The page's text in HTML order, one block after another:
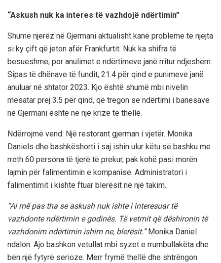
“Askush nuk ka interes të vazhdojë ndërtimin”
Shumë njerëz në Gjermani aktualisht kanë probleme të njëjta
si ky çift që jeton afër Frankfurtit. Nuk ka shifra të
besueshme, por anulimet e ndërtimeve janë rritur ndjeshëm.
Sipas të dhënave të fundit, 21.4 për qind e punimeve janë
anuluar në shtator 2023. Kjo është shumë mbi nivelin
mesatar prej 3.5 për qind, që tregon se ndërtimi i banesave
në Gjermani është në një krizë të thellë.
Ndërrojmë vend: Një restorant gjerman i vjetër. Monika
Daniels dhe bashkëshorti i saj ishin ulur këtu së bashku me
rreth 60 persona të tjerë të prekur, pak kohë pasi morën
lajmin për falimentimin e kompanisë. Administratori i
falimentimit i kishte ftuar blerësit në një takim.
“Ai më pas tha se askush nuk ishte i interesuar të
vazhdonte ndërtimin e godinës. Të vetmit që dëshironin të
vazhdonim ndërtimin ishim ne, blerësit.”Monika Daniel
ndalon. Ajo bashkon vetullat mbi syzet e rrumbullakëta dhe
bën një fytyrë serioze. Merr frymë thellë dhe shtrëngon